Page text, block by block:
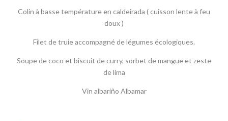
Colin à basse température en caldeirada ( cuisson lente à feu
doux )
Filet de truie accompagné de légumes écologiques.
Soupe de coco et biscuit de curry, sorbet de mangue et zeste
de lima
Vin albariño Albamar